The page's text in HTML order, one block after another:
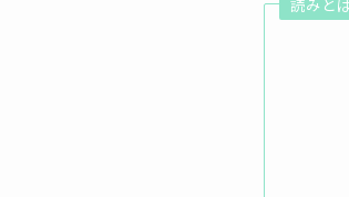
読みと